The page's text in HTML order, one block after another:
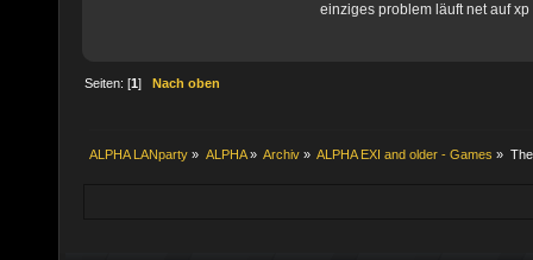
einziges problem läuft net auf
Seiten: [1]Nach oben
ALPHA LANparty » ALPHA» Archiv» ALPHA EXI and older - Games »